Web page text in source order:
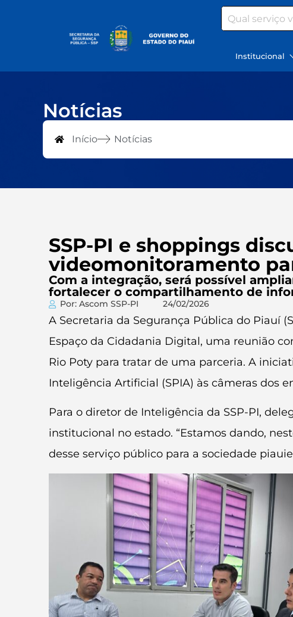
Search
Institucional
Notícias
Início Notícias
SSP-PI e shoppings
videomonitoramento
Com a integração, será possível
fortalecer o compartilhamento de
Por: Ascom SSP-PI 24/02/2026
A Secretaria da Segurança Pública do Piauí
Espaço da Cidadania Digital, uma reunião
Rio Poty para tratar de uma parceria. A
Inteligência Artificial (SPIA) às câmeras dos
Para o diretor de Inteligência da SSP-PI,
institucional no estado. “Estamos dando,
desse serviço público para a sociedade